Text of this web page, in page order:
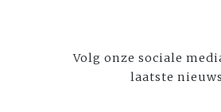
Volg onze sociale
laatste